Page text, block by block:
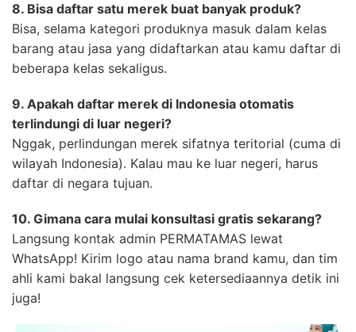
8. Bisa daftar satu merek buat banyak produk?
Bisa, selama kategori produknya masuk dalam kelas
barang atau jasa yang didaftarkan atau kamu daftar di
beberapa kelas sekaligus.
9. Apakah daftar merek di Indonesia otomatis
terlindungi di luar negeri?
Nggak, perlindungan merek sifatnya teritorial (cuma di
wilayah Indonesia). Kalau mau ke luar negeri, harus
daftar di negara tujuan.
10. Gimana cara mulai konsultasi gratis sekarang?
Langsung kontak admin PERMATAMAS lewat
WhatsApp! Kirim logo atau nama brand kamu, dan tim
ahli kami bakal langsung cek ketersediaannya detik ini
juga!